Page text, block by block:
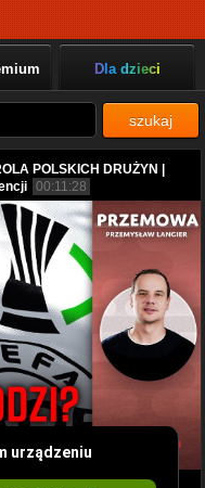
Dla dzieci
szukaj
POLSKICH DRUŻYN |
00:11:28
urządzeniu